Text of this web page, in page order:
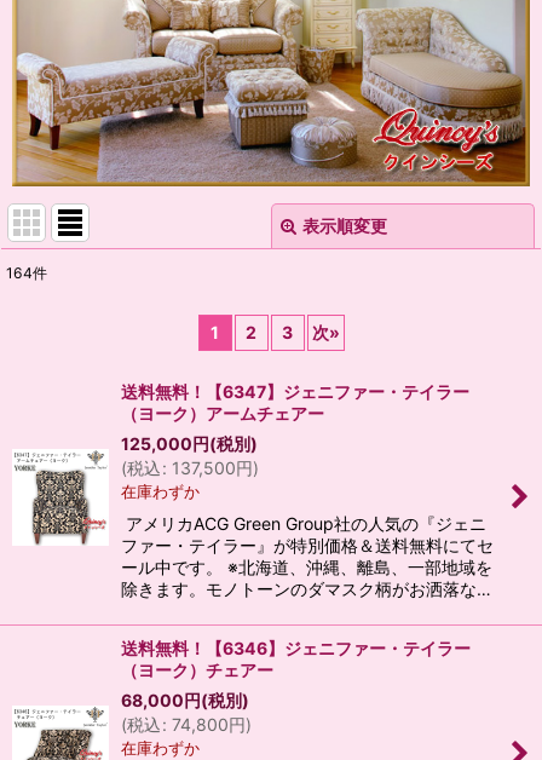
表示順変更
絞り込む
164件
1 2 3 次»
送料無料！【6347】ジェニファー・テイラー
（ヨーク）アームチェアー
125,000円(税別)
(税込: 137,500円)
在庫わずか
アメリカACG Green Group社の人気の『ジェニ
ファー・テイラー』が特別価格＆送料無料にてセ
ール中です。 ※北海道、沖縄、離島、一部地域を
除きます。モノトーンのダマスク柄がお洒落な…
送料無料！【6346】ジェニファー・テイラー
（ヨーク）チェアー
68,000円(税別)
(税込: 74,800円)
在庫わずか